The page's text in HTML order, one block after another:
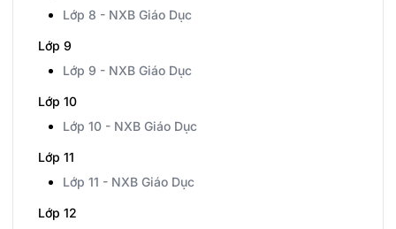
Lớp 8 - NXB Giáo Dục
Lớp 9
Lớp 9 - NXB Giáo Dục
Lớp 10
Lớp 10 - NXB Giáo Dục
Lớp 11
Lớp 11 - NXB Giáo Dục
Lớp 12